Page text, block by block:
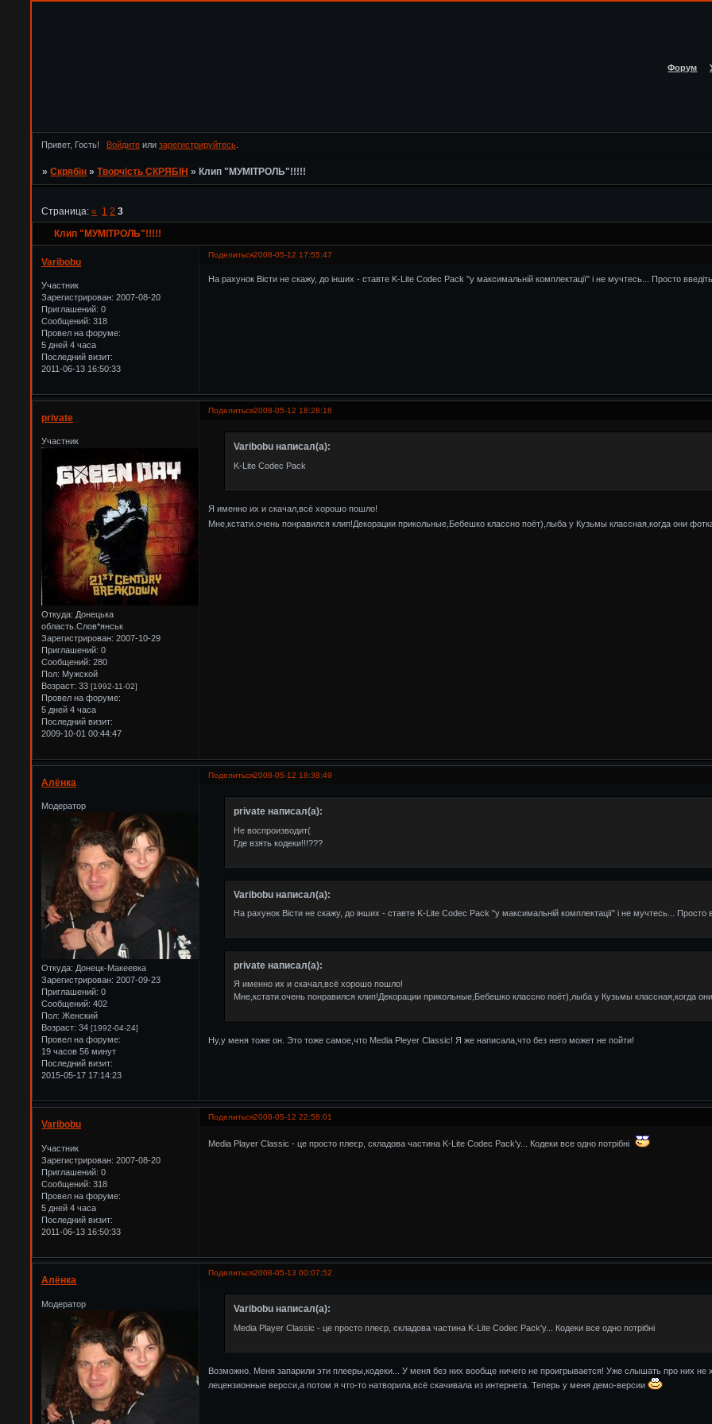
Форум
Привет, Гость! Войдитеили зарегистрируйтесь.
»Скрябін »Творчість СКРЯБІН »Клип "МУМІТРОЛЬ"!!!!!
Клип "МУМІТРОЛЬ"!!!!!
Страница:« 1 2 3
Поделиться2008-05-12 17:55:47
Varibobu
Участник
Зарегистрирован: 2007-08-20
Приглашений: 0
Сообщений: 318
Провел на форуме:
5 дней 4 часа
Последний визит:
2011-06-13 16:50:33
На рахунок Вісти не скажу, до інших - ставте K-Lite Codec Pack "у максимальній комплектації" і не мучтесь... Просто
Поделиться2008-05-12 18:28:18
private
Участник
Откуда: Донецька
область.Слов*янськ
Зарегистрирован: 2007-10-29
Приглашений: 0
Сообщений: 280
Пол: Мужской
Возраст: 33[1992-11-02]
Провел на форуме:
5 дней 4 часа
Последний визит:
2009-10-01 00:44:47
Varibobu написал(а):
K-Lite Codec Pack
Я именно их и скачал,всё хорошо пошло!
Мне,кстати.очень понравился клип!Декорации прикольные,Бебешко классно поёт),лыба у Кузьмы классная,когда они
Поделиться2008-05-12 18:38:49
Алёнка
Модератор
Откуда: Донецк-Макеевка
Зарегистрирован: 2007-09-23
Приглашений: 0
Сообщений: 402
Пол: Женский
Возраст: 34[1992-04-24]
Провел на форуме:
19 часов 56 минут
Последний визит:
2015-05-17 17:14:23
private написал(а):
Не воспроизводит(
Где взять кодеки!!!???
Varibobu написал(а):
На рахунок Вісти не скажу, до інших - ставте K-Lite Codec Pack "у максимальній комплектації" і не мучтесь... Просто
private написал(а):
Я именно их и скачал,всё хорошо пошло!
Мне,кстати.очень понравился клип!Декорации прикольные,Бебешко классно поёт),лыба у Кузьмы классная,когда
Ну,у меня тоже он. Это тоже самое,что Media Pleyer Classic! Я же написала,что без него может не пойти!
Поделиться2008-05-12 22:58:01
Varibobu
Участник
Зарегистрирован: 2007-08-20
Приглашений: 0
Сообщений: 318
Провел на форуме:
5 дней 4 часа
Последний визит:
2011-06-13 16:50:33
Media Player Classic - це просто плеєр, складова частина K-Lite Codec Pack'у... Кодеки все одно потрібні
Поделиться2008-05-13 00:07:52
Алёнка
Модератор Varibobu написал(а):
Media Player Classic - це просто плеєр, складова частина K-Lite Codec Pack'у... Кодеки все одно потрібні
Возможно. Меня запарили эти плееры,кодеки... У меня без них вообще ничего не проигрывается! Уже слышать про них
лецензионные версси,а потом я что-то натворила,всё скачивала из интернета. Теперь у меня демо-версии